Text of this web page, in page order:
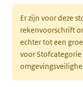
Er zijn voor deze
rekenvoorschrift
echter tot een
voor